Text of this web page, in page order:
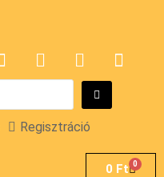
Regisztráció
0 Ft 0